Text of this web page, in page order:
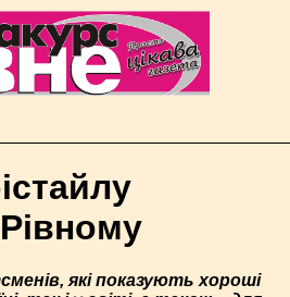
які показують хороші